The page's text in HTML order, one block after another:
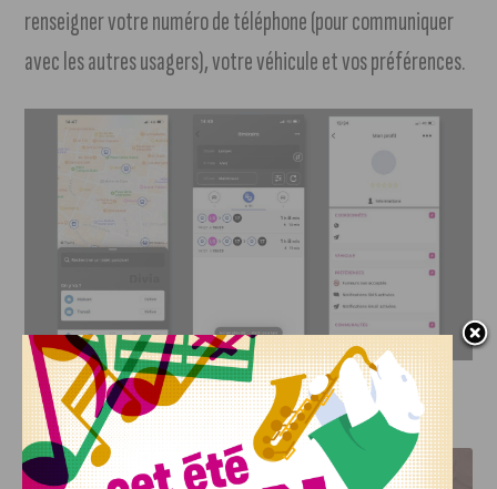
renseigner votre numéro de téléphone (pour communiquer
avec les autres usagers), votre véhicule et vos préférences.
J'AIME LE DFCO